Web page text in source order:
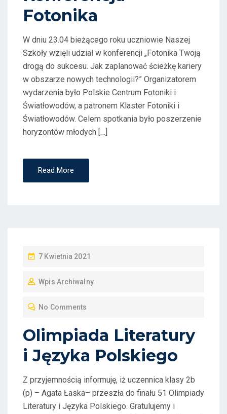
N
Fotonika
W dniu 23.04 bieżącego roku uczniowie Naszej
Szkoły wzięli udział w konferencji „Fotonika Twoją
drogą do sukcesu. Jak zaplanować ścieżkę kariery
w obszarze nowych technologii?” Organizatorem
wydarzenia było Polskie Centrum Fotoniki i
Światłowodów, a patronem Klaster Fotoniki i
Światłowodów. Celem spotkania było poszerzenie
horyzontów młodych […]
Read More
P
S
O
7 Kwietnia 2021
Wpis Archiwalny
No Comments
Olimpiada Literatury
i Języka Polskiego
Z przyjemnością informuję, iż uczennica klasy 2b
(p) – Agata Łaska– przeszła do finału 51 Olimpiady
Literatury i Języka Polskiego. Gratulujemy i